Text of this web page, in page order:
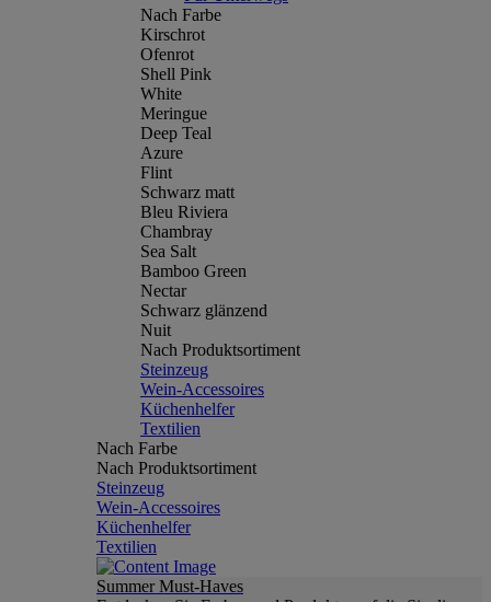
Nach Farbe
Kirschrot
Ofenrot
Shell Pink
White
Meringue
Deep Teal
Azure
Flint
Schwarz matt
Bleu Riviera
Chambray
Sea Salt
Bamboo Green
Nectar
Schwarz glänzend
Nuit
Nach Produktsortiment
Steinzeug
Wein-Accessoires
Küchenhelfer
Textilien
Nach Farbe
Nach Produktsortiment
Steinzeug
Wein-Accessoires
Küchenhelfer
Textilien
Summer Must-Haves